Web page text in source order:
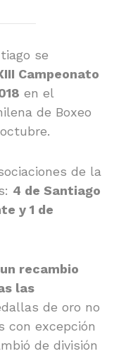
se
Campeonato
en el
de Boxeo
de la
4 de Santiago
y 1 de
recambio
las
de oro no
con excepción
de división